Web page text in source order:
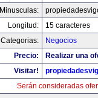
Minusculas:
Longitud:
15 caracteres
Categorias:
Negocios
Precio:
Realizar una
Visitar!
Serán consideradas